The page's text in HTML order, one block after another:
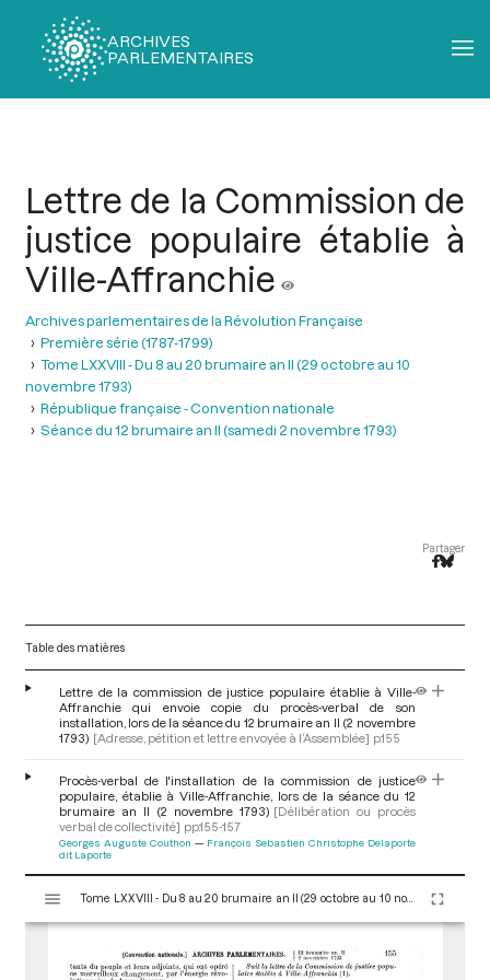
ARCHIVES
PARLEMENTAIRES
Lettre de la Commission de
justice populaire établie à
Ville-Affranchie
Archives parlementaires de la Révolution Française
Première série (1787-1799)
Tome LXXVIII - Du 8 au 20 brumaire an II (29 octobre au 10
novembre 1793)
République française - Convention nationale
Séance du 12 brumaire an II (samedi 2 novembre 1793)
Partager
Table des matières
Lettre de la commission de justice populaire établie à Ville-
Affranchie qui envoie copie du procès-verbal de son
installation, lors de la séance du 12 brumaire an II (2 novembre
1793) [Adresse, pétition et lettre envoyée à l’Assemblée] p.155
Procès-verbal de l'installation de la commission de justice
populaire, établie à Ville-Affranchie, lors de la séance du 12
brumaire an II (2 novembre 1793) [Délibération ou procès
verbal de collectivité] pp.155-157
Georges Auguste Couthon
François Sebastien Christophe Delaporte
dit Laporte
s